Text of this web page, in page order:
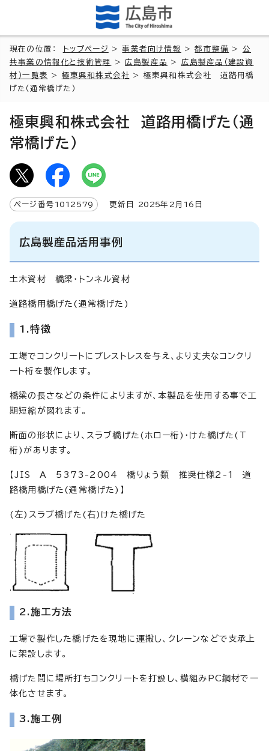
現在の位置： トップページ >事業者向け情報 >都市整備 > 公
共事業の情報化と技術管理
>広島製産品 > 広島製産品（建設資
材）一覧表
> 極東興和株式会社 > 極東興和株式会社 道路用橋
げた（通常橋げた）
極東興和株式会社 道路用橋げた（通
常橋げた）
ページ番号 1012579 更新日 2025年2月 16 日
広島製産品活用事例
土木資材 橋梁・トンネル資材
道路橋用橋げた(通常橋げた)
1.特徴
工場でコンクリートにプレストレスを与え、より丈夫なコンクリ
ート桁を製作します。
橋梁の長さなどの条件によりますが、本製品を使用する事で工
期短縮が図れます。
断面の形状により、スラブ橋げた(ホロー桁)・けた橋げた(T
桁)があります。
【JIS A 5373-2004 橋りょう類 推奨仕様2-1 道
路橋用橋げた(通常橋げた)】
(左)スラブ橋げた(右)けた橋げた
2.施工方法
工場で製作した橋げたを現地に運搬し、クレーンなどで支承上
に架設します。
橋げた間に場所打ちコンクリートを打設し、横組みPC鋼材で一
体化させます。
3.施工例